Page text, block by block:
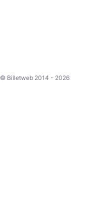
© Billetweb 2014 - 2026